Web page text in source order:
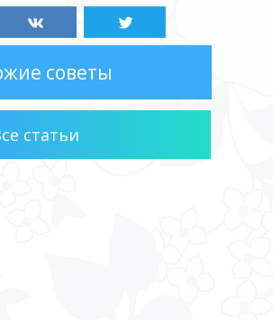
советы
статьи